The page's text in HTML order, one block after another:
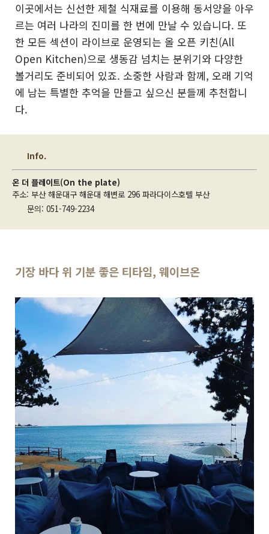
이곳에서는 신선한 제철 식재료를 이용해 동서양을 아우
르는 여러 나라의 진미를 한 번에 만날 수 있습니다. 또
한 모든 섹션이 라이브로 운영되는 올 오픈 키친(All
Open Kitchen)으로 생동감 넘치는 분위기와 다양한
볼거리도 준비되어 있죠. 소중한 사람과 함께, 오래 기억
에 남는 특별한 추억을 만들고 싶으신 분들께 추천합니
다.
Info.
온 더 플레이트(On the plate)
주소: 부산 해운대구 해운대 해변로 296 파라다이스호텔 부산
문의: 051-749-2234
기장 바다 위 기분 좋은 티타임, 웨이브온